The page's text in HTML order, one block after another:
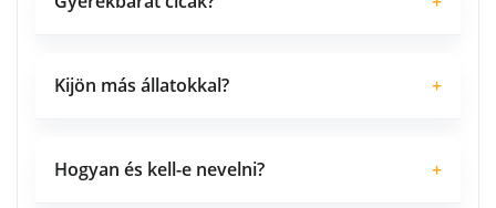
Kijön más állatokkal? +
Hogyan és kell-e nevelni? +